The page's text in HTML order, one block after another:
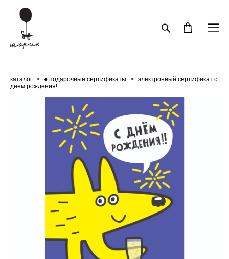
каталог > ● подарочные сертификаты > электронный сертификат с
днём рождения!